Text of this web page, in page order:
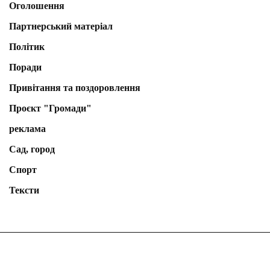
Оголошення
Партнерський матеріал
Політик
Поради
Привітання та поздоровлення
Проєкт "Громади"
реклама
Сад, город
Спорт
Тексти